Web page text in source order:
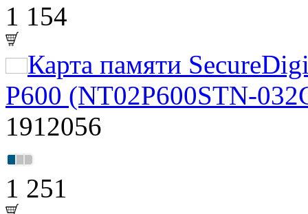
1 154
Карта памяти
P600 (NT02P600STN-
1912056
1 251